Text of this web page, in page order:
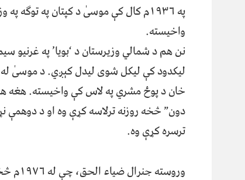
په ۱۹۳۶م کال کې موسیٰ د کپتان په
واخیسته.
نن هم د شمالي وزیرستان د ‘بویا’ په
خان د پوځ مشري په لاس کې واخیسته. هغه
دون” څخه روزنه ترلاسه کړې وه او د دوهمې
ترسره کړې وه.